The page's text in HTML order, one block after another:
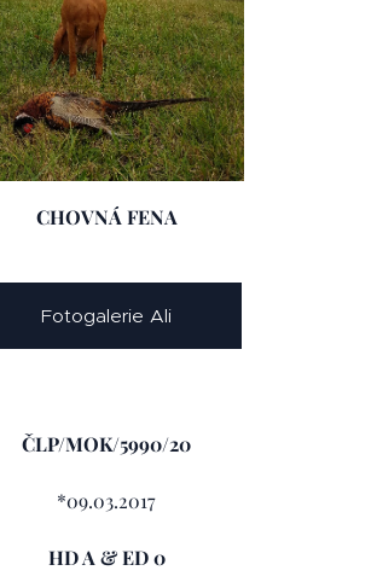
CHOVNÁ FENA
Fotogalerie Ali
ČLP/MOK/5990/20
*09.03.2017
HD A & ED 0